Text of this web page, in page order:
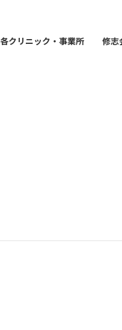
各クリニック・事業所 修志